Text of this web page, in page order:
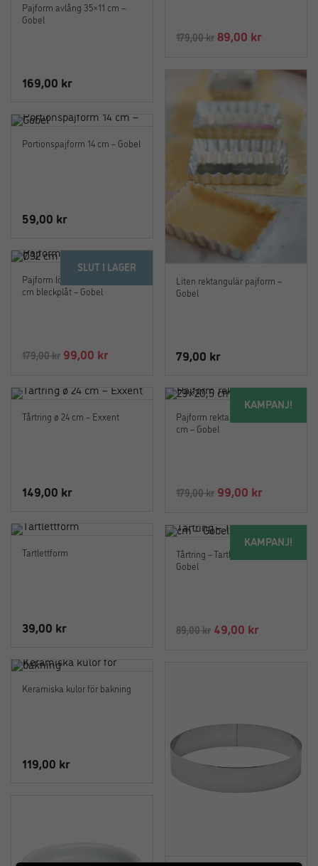
Pajform avlång 35×11 cm –
Gobel
169,00 kr
179,00kr Det
priset
89,00 krDet
priset
89,00 kr.
Liten rektangulär pajform –
Gobel
79,00 kr
Portionspajform 14 cm – Gobel
59,00 kr
SLUT I LAGER
Pajform löstagbar botten Ø32
cm bleckplåt – Gobel
179,00kr Det
priset
99,00 krDet
priset
Tårtring ø 24 cm – Exxent
149,00 kr
KAMPANJ!
Pajform rektangulär 29×20,5
cm – Gobel
179,00kr Det
priset
179,00 kr.
99,00 krDet
priset
är:
99,00 kr.
Tartlettform
39,00 kr
KAMPANJ!
Tårtring – Tartlettring 24 cm –
Gobel
89,00kr Det
49,00 krDet
Keramiska kulor för bakning
119,00 kr